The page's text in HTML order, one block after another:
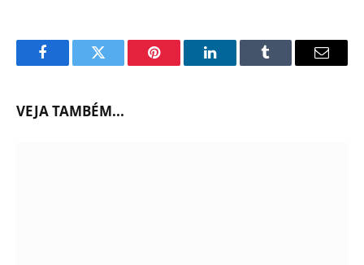
FacebookTwitter Pinterest LinkedInTumblr Email
VEJA TAMBÉM...